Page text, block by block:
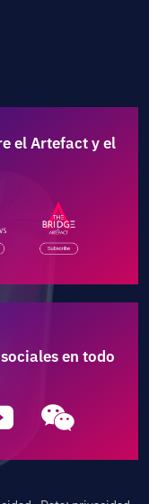
el Artefact y el
en todo